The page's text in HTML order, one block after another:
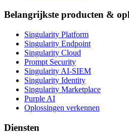
Belangrijkste producten &
Singularity Platform
Singularity Endpoint
Singularity Cloud
Prompt Security
Singularity AI-SIEM
Singularity Identity
Singularity Marketplace
Purple AI
Oplossingen verkennen
Diensten